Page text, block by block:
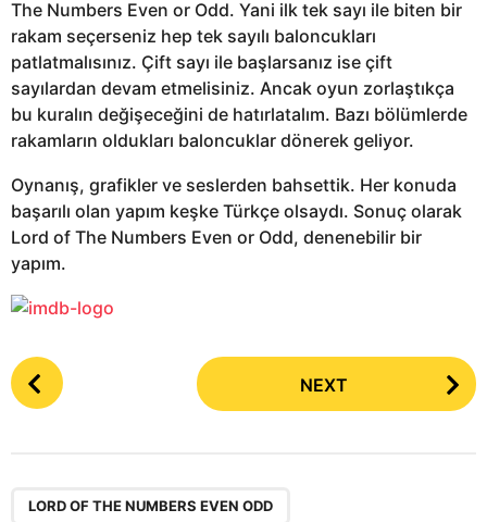
The Numbers Even or Odd. Yani ilk tek sayı ile biten bir
rakam seçerseniz hep tek sayılı baloncukları
patlatmalısınız. Çift sayı ile başlarsanız ise çift
sayılardan devam etmelisiniz. Ancak oyun zorlaştıkça
bu kuralın değişeceğini de hatırlatalım. Bazı bölümlerde
rakamların oldukları baloncuklar dönerek geliyor.
Oynanış, grafikler ve seslerden bahsettik. Her konuda
başarılı olan yapım keşke Türkçe olsaydı. Sonuç olarak
Lord of The Numbers Even or Odd, denenebilir bir
yapım.
P
o
NEXT
LORD OF THE NUMBERS EVEN ODD